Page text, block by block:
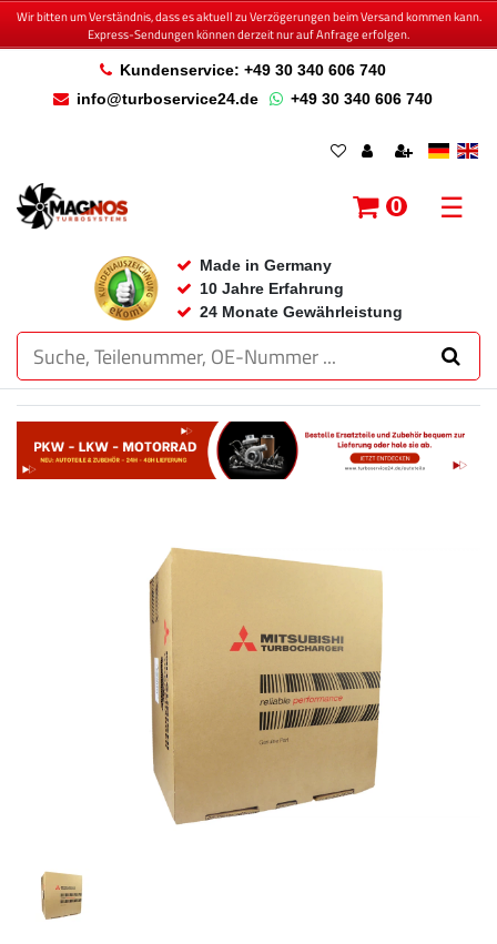
Wir bitten um Verständnis, dass es aktuell zu Verzögerungen beim Versand kommen kann.
Express-Sendungen können derzeit nur auf Anfrage erfolgen.
Kundenservice: +49 30 340 606 740
info@turboservice24.de
+49 30 340 606 740
Made in Germany
10 Jahre Erfahrung
24 Monate Gewährleistung
0 ☰